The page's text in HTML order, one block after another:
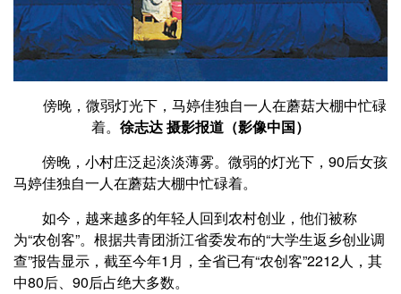
傍晚，微弱灯光下，马婷佳独自一人在蘑菇大棚中忙碌
着。 徐志达 摄影报道（影像中国）
傍晚，小村庄泛起淡淡薄雾。微弱的灯光下，90后女孩
马婷佳独自一人在蘑菇大棚中忙碌着。
如今，越来越多的年轻人回到农村创业，他们被称
为“农创客”。根据共青团浙江省委发布的“大学生返乡创业调
查”报告显示，截至今年1月，全省已有“农创客”2212人，其
中80后、90后占绝大多数。